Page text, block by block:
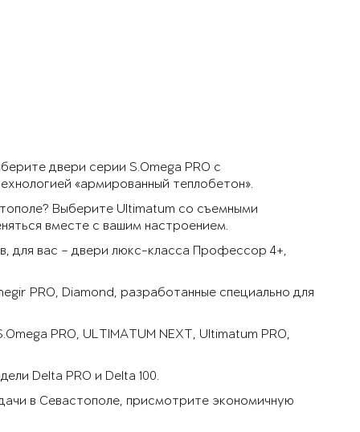
двери серии S.Omega PRO с
«армированный теплобетон».
Выберите Ultimatum со съемными
вместе с вашим настроением.
для вас – двери люкс-класса Профессор 4+,
PRO, Diamond, разработанные специально для
PRO, ULTIMATUM NEXT, Ultimatum PRO,
Delta PRO и Delta 100.
в Севастополе, присмотрите экономичную